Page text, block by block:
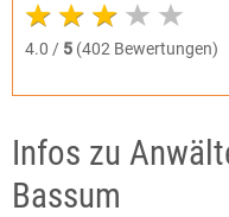
4.0 / 5 (402 Bewertungen)
Infos zu
Bassum